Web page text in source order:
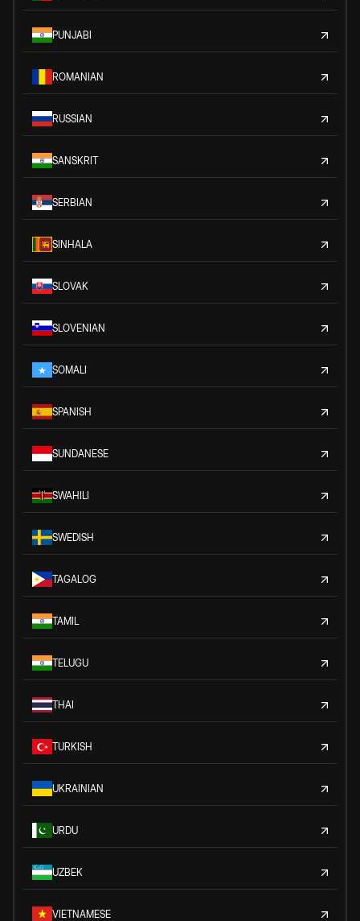
PUNJABI
ROMANIAN
RUSSIAN
SANSKRIT
SERBIAN
SINHALA
SLOVAK
SLOVENIAN
SOMALI
SPANISH
SUNDANESE
SWAHILI
SWEDISH
TAGALOG
TAMIL
TELUGU
THAI
TURKISH
UKRAINIAN
URDU
UZBEK
VIETNAMESE